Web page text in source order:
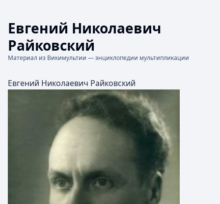
Евгений Николаевич
Райковский
Материал из Викимультии — энциклопедии мультипликации
Евгений Николаевич Райковский